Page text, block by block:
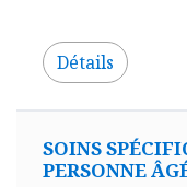
Détails
SOINS
PERSONNE